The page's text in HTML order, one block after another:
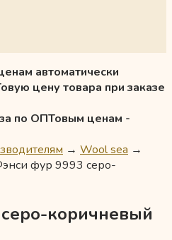
автоматически
цену товара при заказе
по ОПТовым ценам -
→ Wool sea →
фур 9993 серо-
коричневый